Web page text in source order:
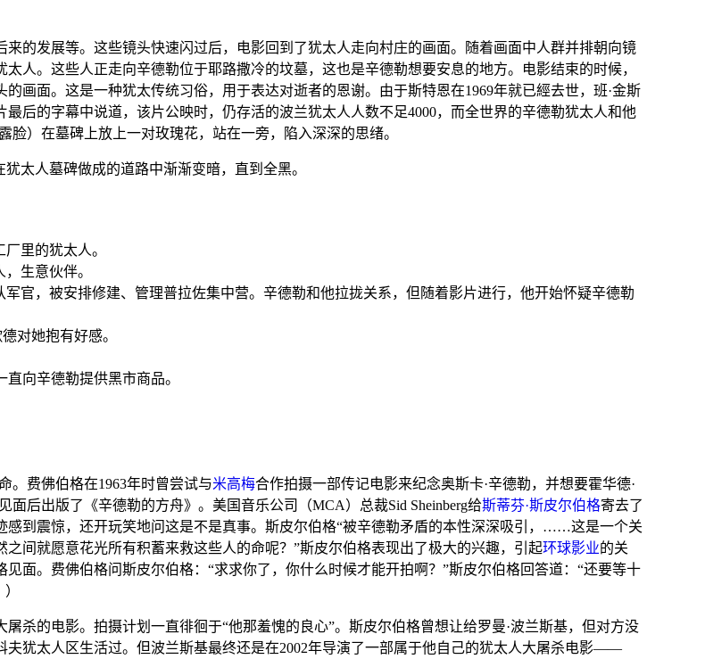
来的发展等。这些镜头快速闪过后，电影回到了犹太人走向村庄的画面。随着画面中人群并排朝向镜
太人。这些人正走向辛德勒位于耶路撒冷的坟墓，这也是辛德勒想要安息的地方。
电影结束的时候，
画面。这是一种犹太传统习俗，用于表达对逝者的恩谢。由于斯特恩在1969年就已經去世，班·金斯
最后的字幕中说道，该片公映时，仍存活的波兰犹太人人数不足4000，而全世界的辛德勒犹太人和他
露脸）在墓碑上放上一对玫瑰花，站在一旁，陷入深深的思绪。
太人墓碑做成的道路中渐渐变暗，直到全黑。
里的犹太人。
生意伙伴。
军官，被安排修建、管理普拉佐集中营。辛德勒和他拉拢关系，但随着影片进行，他开始怀疑辛德勒
对她抱有好感。
向辛德勒提供黑市商品。
。费佛伯格在1963年时曾尝试与米高梅合作拍摄一部传记电影来纪念奥斯卡·辛德勒，并想要霍华德·
面后出版了《辛德勒的方舟》。美国音乐公司（MCA）总裁Sid Sheinberg给斯蒂芬·斯皮尔伯格寄去了
感到震惊，还开玩笑地问这是不是真事。斯皮尔伯格“被辛德勒矛盾的本性深深吸引，……这是一个关
间就愿意花光所有积蓄来救这些人的命呢？”斯皮尔伯格表现出了极大的兴趣，引起环球影业的关
见面。费佛伯格问斯皮尔伯格：“求求你了，你什么时候才能开拍啊？”斯皮尔伯格回答道：“还要等十
杀的电影。拍摄计划一直徘徊于“他那羞愧的良心”。斯皮尔伯格曾想让给罗曼·波兰斯基，但对方没
夫犹太人区生活过。但波兰斯基最终还是在2002年导演了一部属于他自己的犹太人大屠杀电影——